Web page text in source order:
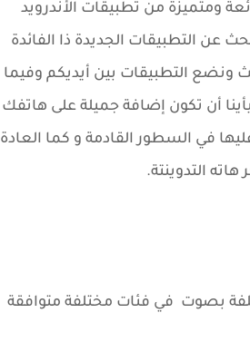
ومتميزة من تطبيقات الأندرويد
عن التطبيقات الجديدة ذا الفائدة
التطبيقات بين أيديكم وفيما
2019. 5 تطبيقات خرافية آرتيأينا أن تكون إضافة جميلة على هاتفك
في السطور القادمة و كما العادة
التدوينتة.
بصوت في فئات مختلفة متوافقة